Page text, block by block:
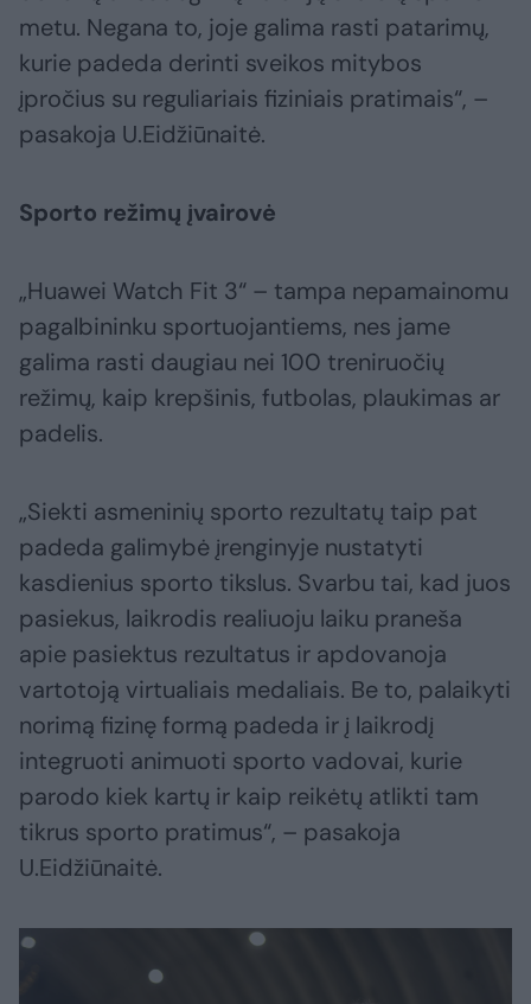
metu. Negana to, joje galima rasti patarimų,
kurie padeda derinti sveikos mitybos
įpročius su reguliariais fiziniais pratimais“, –
pasakoja U.Eidžiūnaitė.
Sporto režimų įvairovė
„Huawei Watch Fit 3“ – tampa nepamainomu
pagalbininku sportuojantiems, nes jame
galima rasti daugiau nei 100 treniruočių
režimų, kaip krepšinis, futbolas, plaukimas ar
padelis.
„Siekti asmeninių sporto rezultatų taip pat
padeda galimybė įrenginyje nustatyti
kasdienius sporto tikslus. Svarbu tai, kad juos
pasiekus, laikrodis realiuoju laiku praneša
apie pasiektus rezultatus ir apdovanoja
vartotoją virtualiais medaliais. Be to, palaikyti
norimą fizinę formą padeda ir į laikrodį
integruoti animuoti sporto vadovai, kurie
parodo kiek kartų ir kaip reikėtų atlikti tam
tikrus sporto pratimus“, – pasakoja
U.Eidžiūnaitė.